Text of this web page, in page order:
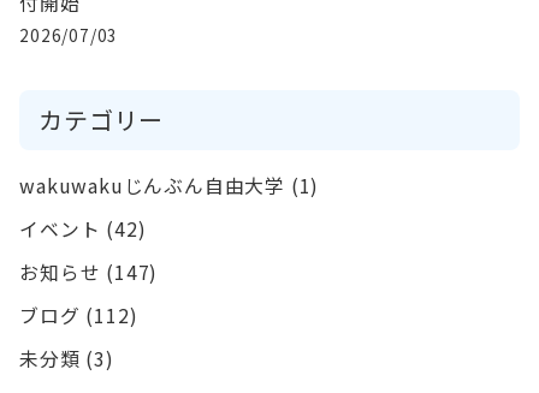
2026/07/03
カテゴリー
wakuwakuじんぶん自由大学 (1)
イベント (42)
お知らせ (147)
ブログ (112)
未分類 (3)